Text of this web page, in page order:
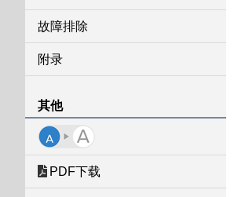
故障排除
附录
其他
PDF下载